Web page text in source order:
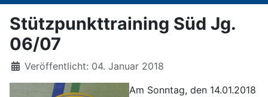
Stützpunkttraining Süd Jg.
06/07
Details
Veröffentlicht: 04. Januar 2018
Am Sonntag, den 14.01.2018